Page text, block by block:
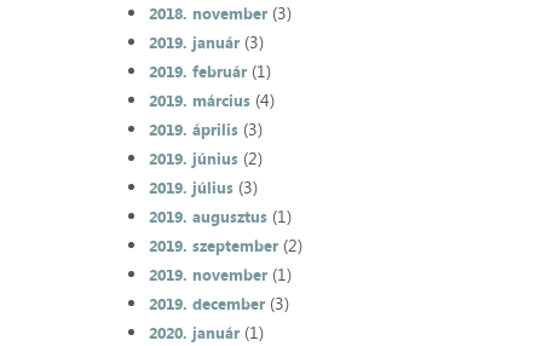
2018. november(3)
2019. január(3)
2019. február(1)
2019. március(4)
2019. április(3)
2019. június(2)
2019. július(3)
2019. augusztus(1)
2019. szeptember(2)
2019. november(1)
2019. december(3)
2020. január(1)